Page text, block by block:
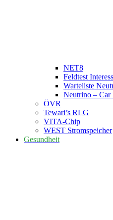
NET8
Feldtest
Warteliste
Neutrino – Car
ÖVR
Tewari’s RLG
VITA-Chip
WEST Stromspeicher
Gesundheit